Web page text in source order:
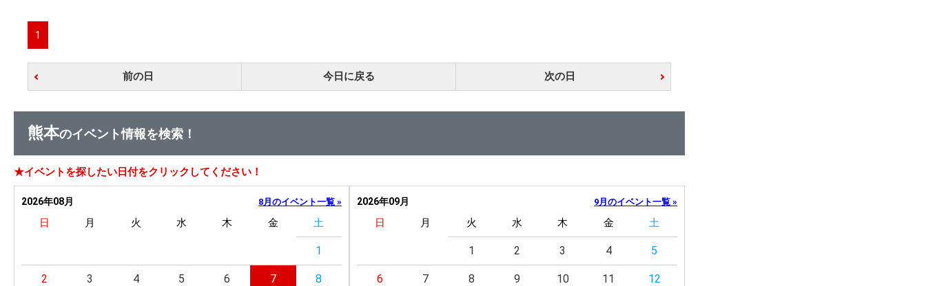
1
前の日 今日に戻る 次の日
熊本のイベント情報を検索！
★イベントを探したい日付をクリックしてください！
2026年08月 8月のイベント一覧 »
日 月 火 水 木 金 土
1
2 3 4 5 6 7 8
2026年09月 9月のイベント一覧 »
日 月 火 水 木 金 土
1 2 3 4 5
6 7 8 9 10 11 12